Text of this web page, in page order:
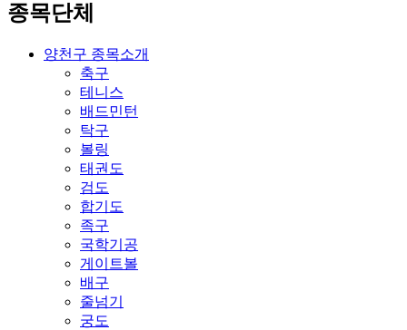
종목단체
양천구 종목소개
축구
테니스
배드민턴
탁구
볼링
태권도
검도
합기도
족구
국학기공
게이트볼
배구
줄넘기
궁도